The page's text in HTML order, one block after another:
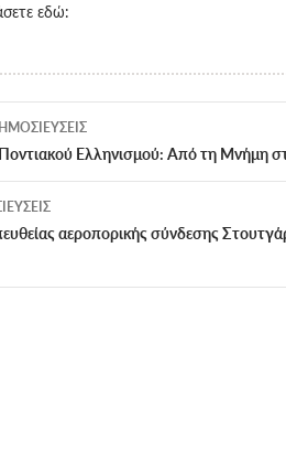
εδώ:
Ελληνισμού: Από τη Μνήμη
αεροπορικής σύνδεσης